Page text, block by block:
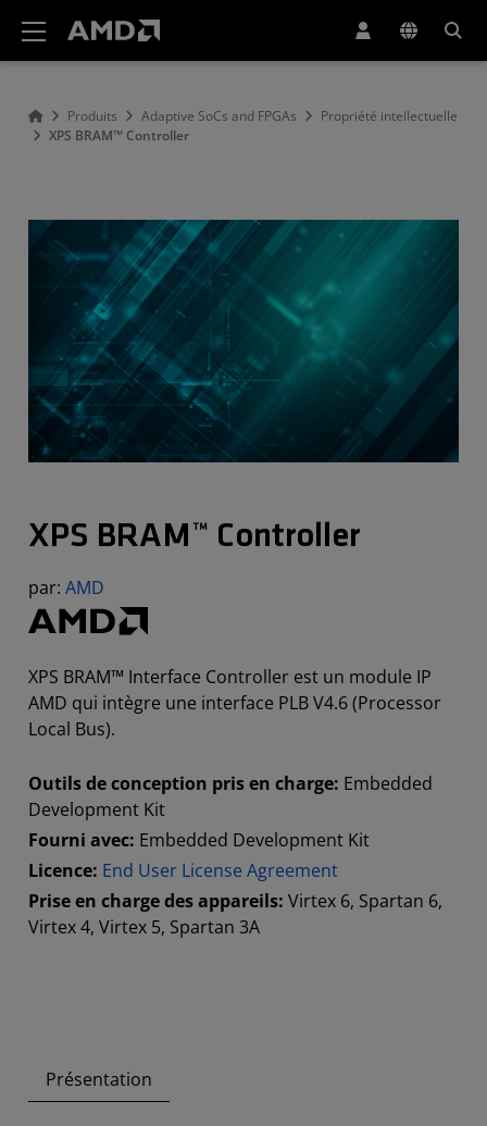
Produits Adaptive SoCs and FPGAs
Propriété intellectuelle
XPS BRAM™ Controller
XPS BRAM™ Controller
par: AMD
XPS BRAM™ Interface Controller est un module IP
AMD qui intègre une interface PLB V4.6 (Processor
Local Bus).
Outils de conception pris en charge: Embedded
Development Kit
Fourni avec: Embedded Development Kit
Licence: End User License Agreement
Prise en charge des appareils: Virtex 6, Spartan 6,
Virtex 4, Virtex 5, Spartan 3A
Présentation